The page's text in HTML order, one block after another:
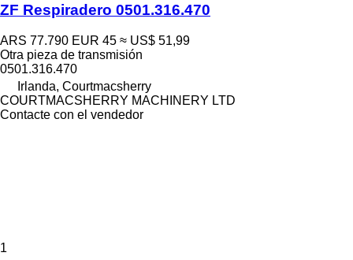
ZF Respiradero 0501.316.470
ARS 77.790 EUR 45 ≈ US$ 51,99
Otra pieza de transmisión
0501.316.470
Irlanda, Courtmacsherry
COURTMACSHERRY MACHINERY LTD
Contacte con el vendedor
1